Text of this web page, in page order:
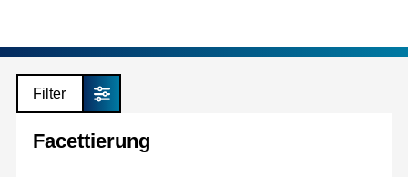
Filter
Facettierung